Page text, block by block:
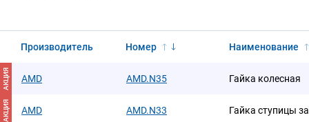
Производитель Номер Наименование
АКЦИЯ AMD AMD.N35 Гайка колесная
АКЦИЯ AMD AMD.N33 Гайка ступицы